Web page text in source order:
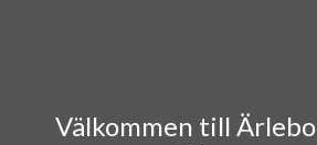
Välkommen till Ärlebo